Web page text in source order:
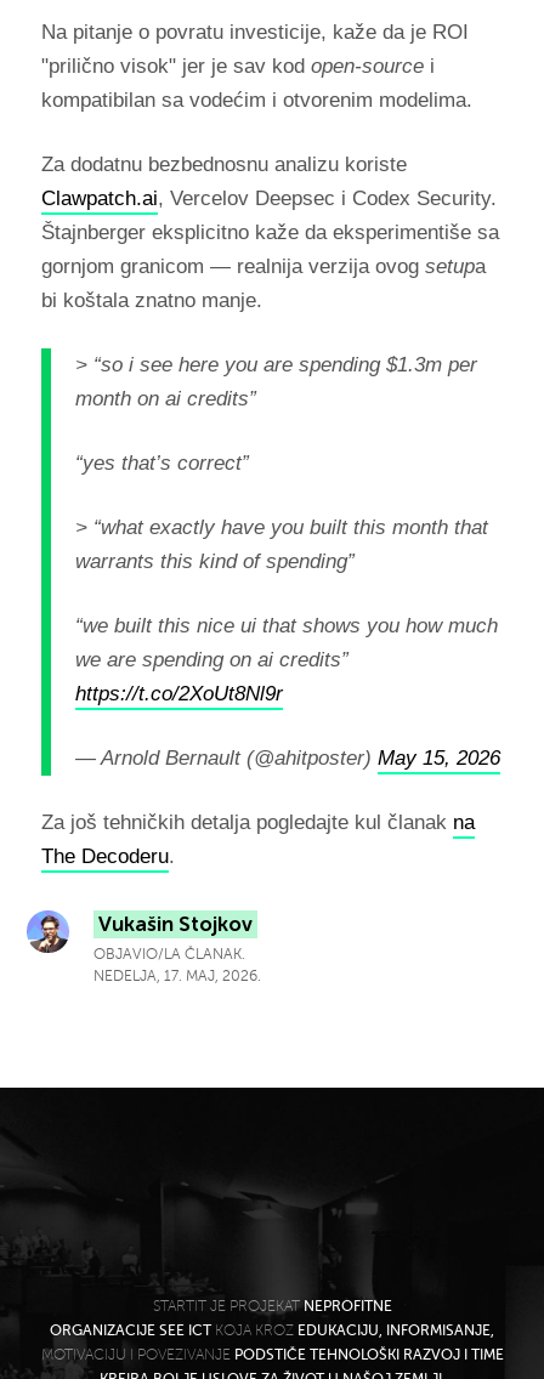
Na pitanje o povratu investicije, kaže da je ROI
"prilično visok" jer je sav kod open-sourcei
kompatibilan sa vodećim i otvorenim modelima.
Za dodatnu bezbednosnu analizu koriste
Clawpatch.ai, Vercelov Deepsec i Codex Security.
Štajnberger eksplicitno kaže da eksperimentiše sa
gornjom granicom — realnija verzija ovog setupa
bi koštala znatno manje.
> “so i see here you are spending $1.3m per
month on ai credits”
“yes that’s correct”
> “what exactly have you built this month that
warrants this kind of spending”
“we built this nice ui that shows you how much
we are spending on ai credits”
https://t.co/2XoUt8Nl9r
— Arnold Bernault (@ahitposter) May 15, 2026
Za još tehničkih detalja pogledajte kul članak na
The Decoderu.
Vukašin Stojkov
OBJAVIO/LA ČLANAK.
NEDELJA, 17. MAJ, 2026.
STARTIT JE PROJEKAT NEPROFITNE
ORGANIZACIJE SEE ICTKOJA KROZ EDUKACIJU, INFORMISANJE,
MOTIVACIJU I POVEZIVANJE PODSTIČE TEHNOLOŠKI RAZVOJ I TIME